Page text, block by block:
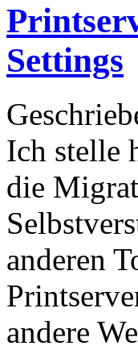
Settings
Ich stelle
die
anderen
andere